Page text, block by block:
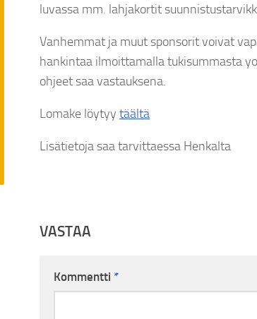
luvassa mm. lahjakortit
Vanhemmat ja muut sponsorit voivat
hankintaa ilmoittamalla tukisummasta
ohjeet saa vastauksena.
Lomake löytyy täältä
Lisätietoja saa tarvittaessa Henkalta
VASTAA
Kommentti *